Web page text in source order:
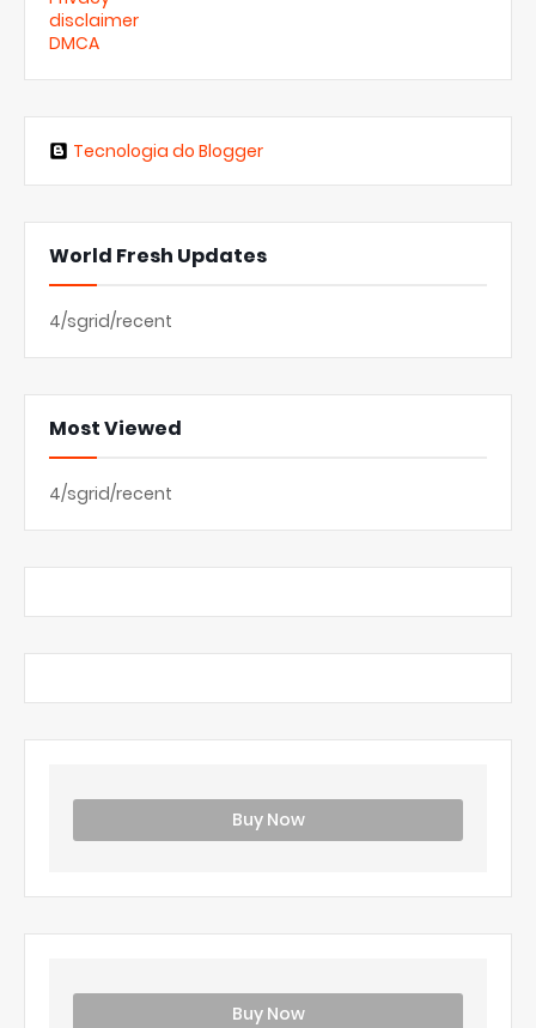
disclaimer
DMCA
Tecnologia do Blogger
World Fresh Updates
4/sgrid/recent
Most Viewed
4/sgrid/recent
Buy Now
Buy Now